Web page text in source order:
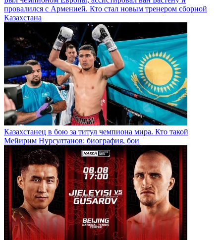
провалился с Арменией. Кто стал новым тренером сборной
Казахстана
Казахстанец в бою за титул чемпиона мира. Кто такой
Мейирим Нурсултанов: биография, бои